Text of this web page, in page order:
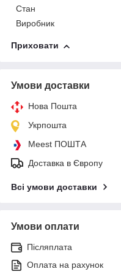
Стан
Виробник
Приховати
Умови доставки
Нова Пошта
Укрпошта
Meest ПОШТА
Доставка в Європу
Всі умови доставки
Умови оплати
Післяплата
Оплата на рахунок